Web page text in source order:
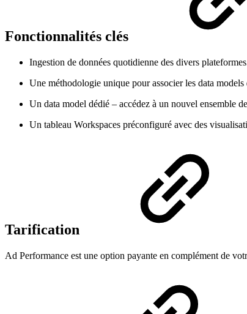
Fonctionnalités clés
Ingestion de données quotidienne des divers
Une méthodologie unique pour associer les data
Un data model dédié – accédez à un nouvel ensemble
Un tableau Workspaces préconfiguré avec des
Tarification
Ad Performance est une option payante en complément de